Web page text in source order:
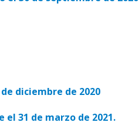
diciembre de 2020
el 31 de marzo de 2021.